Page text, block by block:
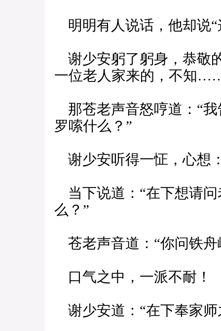
明明有人说话，他却说“
谢少安躬了躬身，恭敬
一位老人家来的，不知
那苍老声音怒哼道：“
罗嗦什么？”
谢少安听得一怔，心想
当下说道：“在下想请
么？”
苍老声音道：“你问铁舟
口气之中，一派不耐！
谢少安道：“在下奉家师